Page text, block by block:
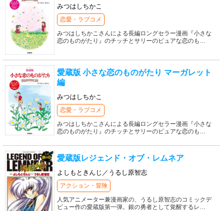
みつはしちかこ
恋愛・ラブコメ
みつはしちかこさんによる長編ロングセラー漫画『小さな
恋のものがたり』のチッチとサリーのピュアな恋のも …
愛蔵版 小さな恋のものがたり マーガレット
編
みつはしちかこ
恋愛・ラブコメ
みつはしちかこさんによる長編ロングセラー漫画『小さな
恋のものがたり』のチッチとサリーのピュアな恋のも …
愛蔵版レジェンド・オブ・レムネア
よしもときんじ／うるし原智志
アクション・冒険
人気アニメーター兼漫画家の、うるし原智志のコミックデ
ビュー作の愛蔵版第一弾。銀の勇者として覚醒するレ…